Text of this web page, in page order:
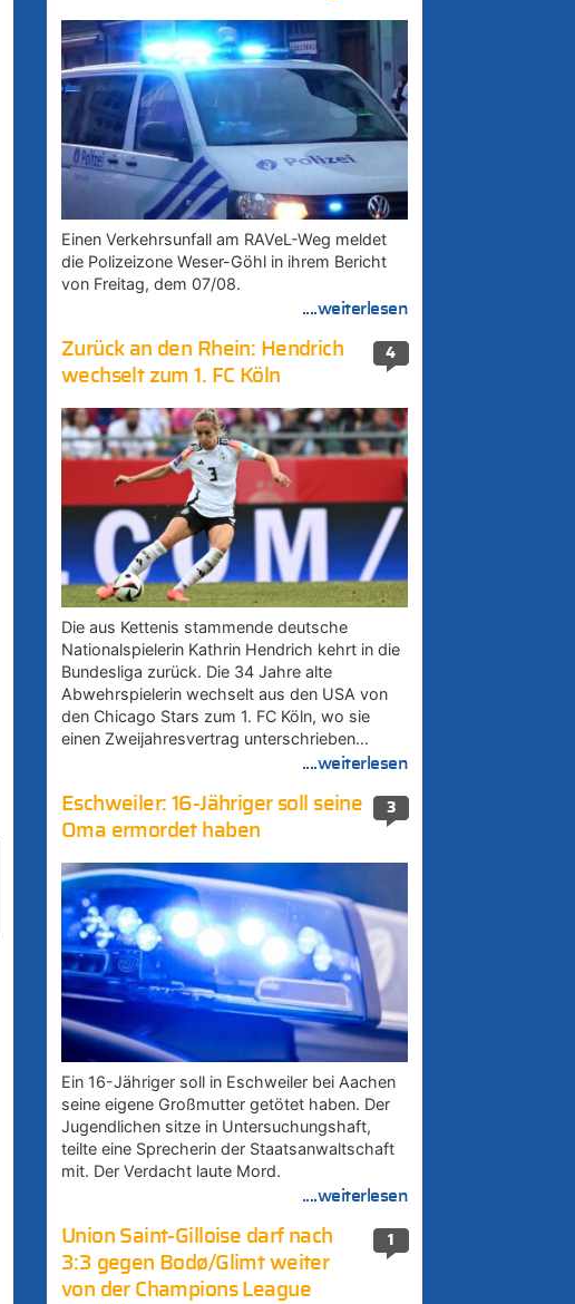
Einen Verkehrsunfall am RAVeL-Weg meldet
die Polizeizone Weser-Göhl in ihrem Bericht
von Freitag, dem 07/08.
....weiterlesen
4
Zurück an den Rhein: Hendrich
wechselt zum 1. FC Köln
Die aus Kettenis stammende deutsche
Nationalspielerin Kathrin Hendrich kehrt in die
Bundesliga zurück. Die 34 Jahre alte
Abwehrspielerin wechselt aus den USA von
den Chicago Stars zum 1. FC Köln, wo sie
einen Zweijahresvertrag unterschrieben…
....weiterlesen
3
Eschweiler: 16-Jähriger soll seine
Oma ermordet haben
Ein 16-Jähriger soll in Eschweiler bei Aachen
seine eigene Großmutter getötet haben. Der
Jugendlichen sitze in Untersuchungshaft,
teilte eine Sprecherin der Staatsanwaltschaft
mit. Der Verdacht laute Mord.
....weiterlesen
1
Union Saint-Gilloise darf nach
3:3 gegen Bodø/Glimt weiter
von der Champions League